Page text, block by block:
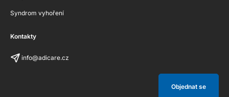
Syndrom vyhoření
Kontakty
info@adicare.cz
Objednat se